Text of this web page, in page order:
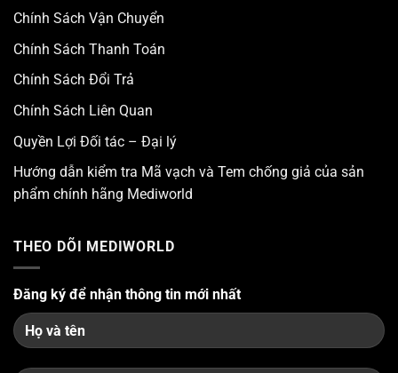
Chính Sách Vận Chuyển
Chính Sách Thanh Toán
Chính Sách Đổi Trả
Chính Sách Liên Quan
Quyền Lợi Đối tác – Đại lý
Hướng dẫn kiểm tra Mã vạch và Tem chống giả của sản
phẩm chính hãng Mediworld
THEO DÕI MEDIWORLD
Đăng ký để nhận thông tin mới nhất